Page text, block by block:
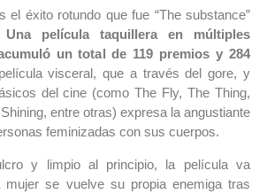
el éxito rotundo que fue “The substance”
Una película taquillera en múltiples
un total de 119 premios y 284
visceral, que a través del gore, y
del cine (como The Fly, The Thing,
entre otras) expresa la angustiante
feminizadas con sus cuerpos.
y limpio al principio, la película va
mujer se vuelve su propia enemiga tras